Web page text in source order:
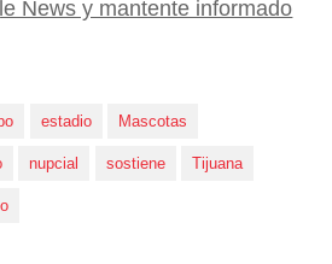
News y mantente informado
estadio Mascotas
nupcial sostiene Tijuana